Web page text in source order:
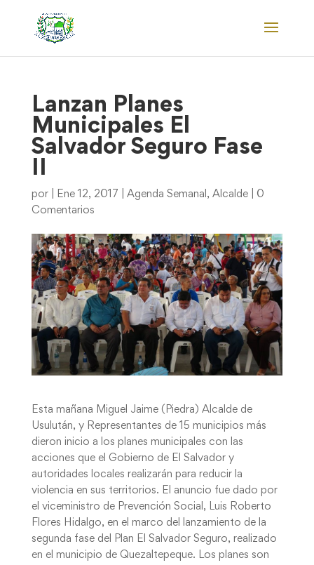
Lanzan Planes
Municipales El
Salvador Seguro Fase
II
por Ene 12, 2017 Agenda Semanal , Alcalde| 0
Comentarios
Esta mañana Miguel Jaime (Piedra) Alcalde de
Usulután, y Representantes de 15 municipios más
dieron inicio a los planes municipales con las
acciones que el Gobierno de El Salvador y
autoridades locales realizarán para reducir la
violencia en sus territorios. El anuncio fue dado por
el viceministro de Prevención Social, Luis Roberto
Flores Hidalgo, en el marco del lanzamiento de la
segunda fase del Plan El Salvador Seguro, realizado
en el municipio de Quezaltepeque. Los planes son